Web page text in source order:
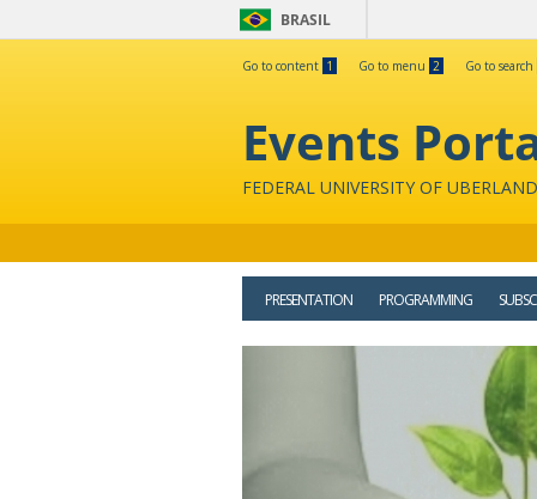
BRASIL
Go to content 1 Go to menu 2 Go to search
Events
FEDERAL UNIVERSITY OF
PRESENTATION PROGRAMMING